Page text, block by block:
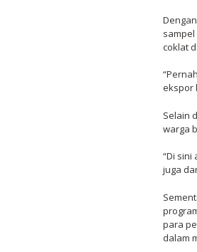
coklat
ekspor
Selain
warga
“Di
juga
para
dalam